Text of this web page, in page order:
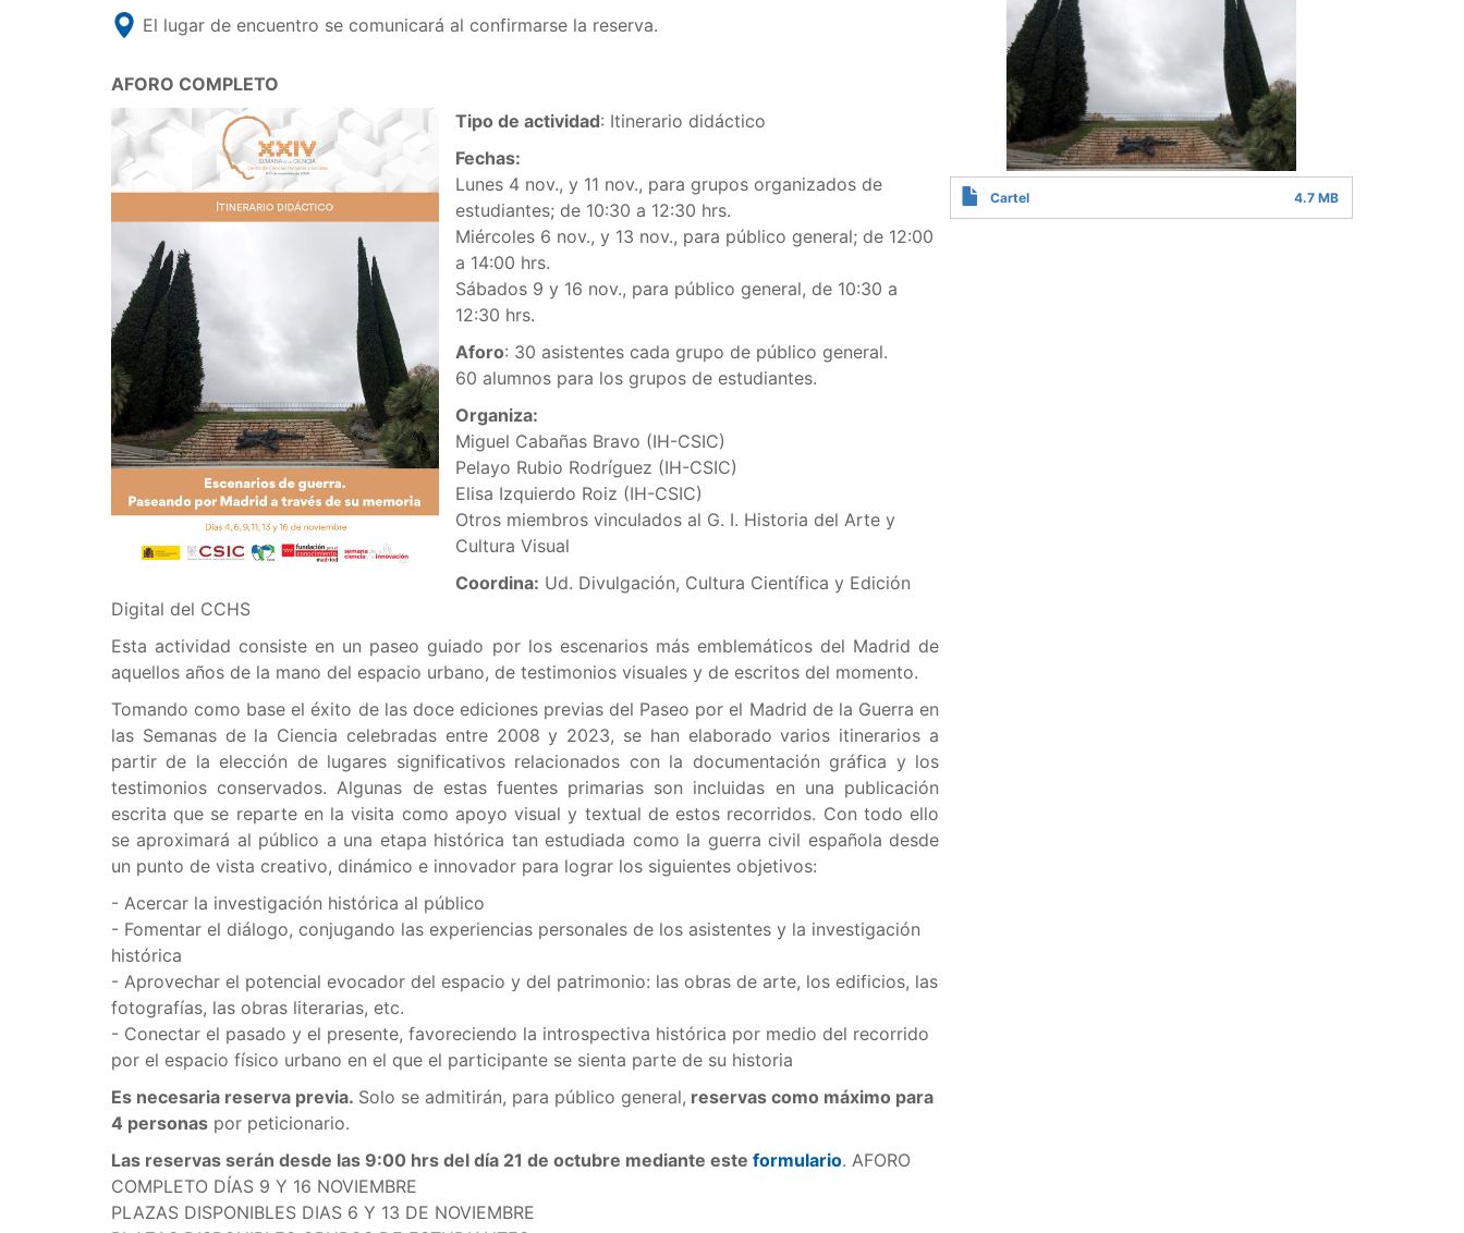
El lugar de encuentro se comunicará al confirmarse la reserva.
AFORO COMPLETO
Tipo de actividad: Itinerario didáctico
Fechas:
Lunes 4 nov., y 11 nov., para grupos organizados de
estudiantes; de 10:30 a 12:30 hrs.
Miércoles 6 nov., y 13 nov., para público general; de 12:00
a 14:00 hrs.
Sábados 9 y 16 nov., para público general, de 10:30 a
12:30 hrs.
Aforo: 30 asistentes cada grupo de público general.
60 alumnos para los grupos de estudiantes.
Organiza:
Miguel Cabañas Bravo (IH-CSIC)
Pelayo Rubio Rodríguez (IH-CSIC)
Elisa Izquierdo Roiz (IH-CSIC)
Otros miembros vinculados al G. I. Historia del Arte y
Cultura Visual
Coordina: Ud. Divulgación, Cultura Científica y Edición
Digital del CCHS
Esta actividad consiste en un paseo guiado por los escenarios más emblemáticos del Madrid de
aquellos años de la mano del espacio urbano, de testimonios visuales y de escritos del momento.
Tomando como base el éxito de las doce ediciones previas del Paseo por el Madrid de la Guerra en
las Semanas de la Ciencia celebradas entre 2008 y 2023, se han elaborado varios itinerarios a
partir de la elección de lugares significativos relacionados con la documentación gráfica y los
testimonios conservados. Algunas de estas fuentes primarias son incluidas en una publicación
escrita que se reparte en la visita como apoyo visual y textual de estos recorridos. Con todo ello
se aproximará al público a una etapa histórica tan estudiada como la guerra civil española desde
un punto de vista creativo, dinámico e innovador para lograr los siguientes objetivos:
- Acercar la investigación histórica al público
- Fomentar el diálogo, conjugando las experiencias personales de los asistentes y la investigación
histórica
- Aprovechar el potencial evocador del espacio y del patrimonio: las obras de arte, los edificios, las
fotografías, las obras literarias, etc.
- Conectar el pasado y el presente, favoreciendo la introspectiva histórica por medio del recorrido
por el espacio físico urbano en el que el participante se sienta parte de su historia
Es necesaria reserva previa. Solo se admitirán, para público general, reservas como máximo para
4 personas por peticionario.
Las reservas serán desde las 9:00 hrs del día 21 de octubre mediante este formulario. AFORO
COMPLETO DÍAS 9 Y 16 NOVIEMBRE
PLAZAS DISPONIBLES DIAS 6 Y 13 DE NOVIEMBRE
Cartel 4.7 MB